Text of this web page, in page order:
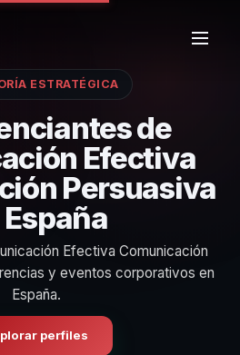
ESTRATÉGICA
de
Efectiva
Persuasiva
Efectiva Comunicación
y eventos corporativos en
España.
perfiles